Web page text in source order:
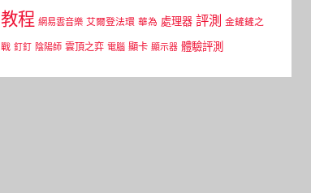
教程 網易雲音樂 艾爾登法環 華為 處理器 評測 金鏟鏟之
戰 釘釘 陰陽師 雲頂之弈 電腦 顯卡 顯示器 體驗評測